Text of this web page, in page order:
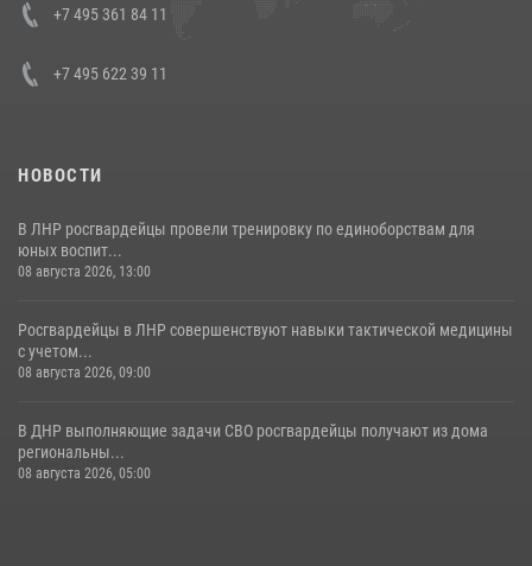
Кавказском федеральном округе Виталием Кузнецовым
+7 495 361 84 11
+7 495 622 39 11
НОВОСТИ
В ЛНР росгвардейцы провели тренировку по единоборствам для
юных воспит...
08 августа 2026, 13:00
Росгвардейцы в ЛНР совершенствуют навыки тактической медицины
с учетом...
08 августа 2026, 09:00
В ДНР выполняющие задачи СВО росгвардейцы получают из дома
региональны...
08 августа 2026, 05:00